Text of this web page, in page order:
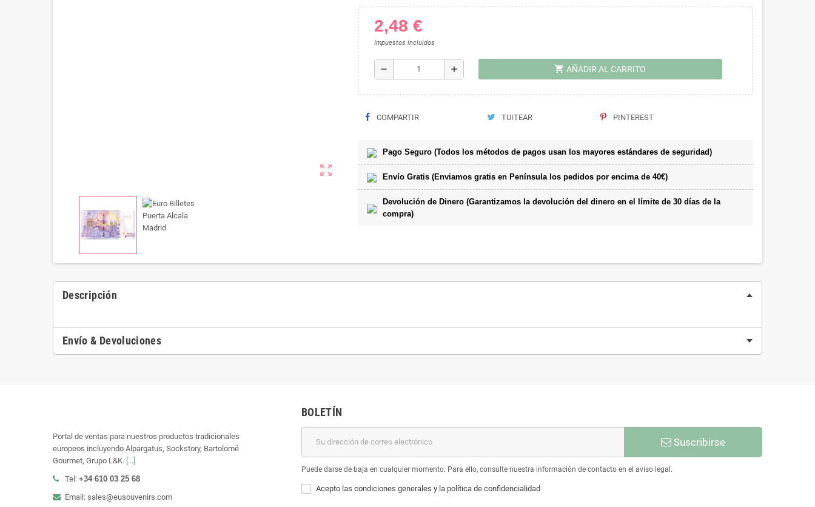
zoom_out_map
2,48 €
Impuestos incluidos
remove add shopping_cart AÑADIR AL CARRITO
COMPARTIR TUITEAR PINTEREST
Pago Seguro (Todos los métodos de pagos usan los mayores estándares de seguridad)
Envío Gratis (Enviamos gratis en Península los pedidos por encima de 40€)
Devolución de Dinero (Garantizamos la devolución del dinero en el límite de 30 días de la
compra)
Descripción
Envío & Devoluciones
Portal de ventas para nuestros productos tradicionales
europeos incluyendo Alpargatus, Sockstory, Bartolomé
Gourmet, Grupo L&K. [...]
Tel: +34 610 03 25 68
Email: sales@eusouvenirs.com
BOLETÍN
Suscribirse
Puede darse de baja en cualquier momento. Para ello, consulte nuestra información de contacto en el aviso legal.
Acepto las condiciones generales y la política de confidencialidad